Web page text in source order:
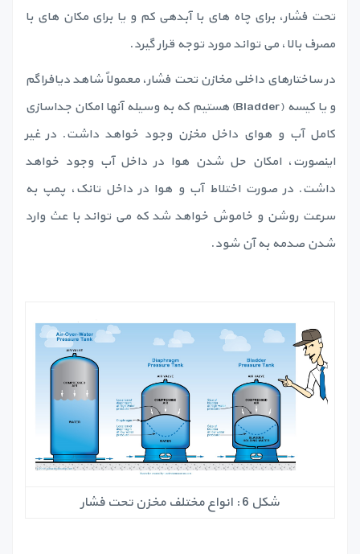
تحت فشار، برای چاه های با آبدهی کم و یا برای مکان های با
مصرف بالا، می تواند مورد توجه قرار گیرد.
در ساختارهای داخلی مخازن تحت فشار، معمولاً شاهد دیافراگم
و یا کیسه (Bladder) هستیم که به وسیله آنها امکان جداسازی
کامل آب و هوای داخل مخزن وجود خواهد داشت. در غیر
اینصورت، امکان حل شدن هوا در داخل آب وجود خواهد
داشت. در صورت اختلاط آب و هوا در داخل تانک، پمپ به
سرعت روشن و خاموش خواهد شد که می تواند با عث وارد
شدن صدمه به آن شود.
شکل 6 : انواع مختلف مخزن تحت فشار